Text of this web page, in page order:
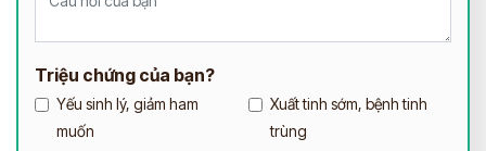
Triệu chứng của bạn?
Yếu sinh lý, giảm ham
muốn
Xuất tinh sớm, bệnh tinh
trùng